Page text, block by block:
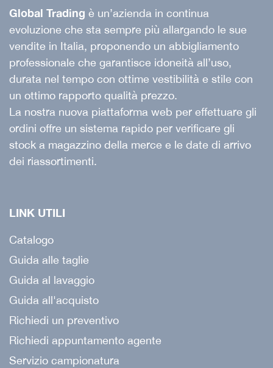
Global Trading è un’azienda in continua
evoluzione che sta sempre più allargando le sue
vendite in Italia, proponendo un abbigliamento
professionale che garantisce idoneità all’uso,
durata nel tempo con ottime vestibilità e stile con
un ottimo rapporto qualità prezzo.
La nostra nuova piattaforma web per effettuare gli
ordini offre un sistema rapido per verificare gli
stock a magazzino della merce e le date di arrivo
dei riassortimenti.
LINK UTILI
Catalogo
Guida alle taglie
Guida al lavaggio
Guida all'acquisto
Richiedi un preventivo
Richiedi appuntamento agente
Servizio campionatura